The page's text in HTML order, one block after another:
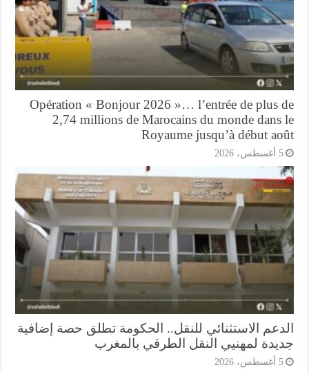
Opération « Bonjour 2026 »… l’entrée de plus
2,74 millions de Marocains du monde
Royaume jusqu’à début
الاستثنائي للنقل.. الحكومة تطلق حصة إضافية
لمهنيي النقل الطرقي بالمغرب